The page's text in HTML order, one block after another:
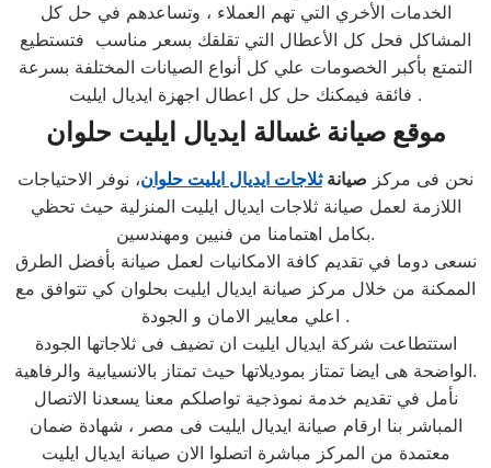
الخدمات الأخري التي تهم العملاء ، وتساعدهم في حل كل
المشاكل فحل كل الأعطال التي تقلقك بسعر مناسب فتستطيع
التمتع بأكبر الخصومات علي كل أنواع الصيانات المختلفة بسرعة
فائقة فيمكنك حل كل اعطال اجهزة ايديال ايليت .
موقع صيانة غسالة ايديال ايليت حلوان
نحن فى مركز صيانةثلاجات ايديال ايليت حلوان، نوفر الاحتياجات
اللازمة لعمل صيانة ثلاجات ايديال ايليت المنزلية حيث تحظي
بكامل اهتمامنا من فنيين ومهندسين.
نسعى دوما في تقديم كافة الامكانيات لعمل صيانة بأفضل الطرق
الممكنة من خلال مركز صيانة ايديال ايليت بحلوان كي تتوافق مع
اعلي معايير الامان و الجودة .
استتطاعت شركة ايديال ايليت ان تضيف فى ثلاجاتها الجودة
الواضحة هى ايضا تمتاز بموديلاتها حيث تمتاز بالانسيابية والرفاهية.
نأمل في تقديم خدمة نموذجية تواصلكم معنا يسعدنا الاتصال
المباشر بنا ارقام صيانة ايديال ايليت فى مصر ، شهادة ضمان
معتمدة من المركز مباشرة اتصلوا الان صيانة ايديال ايليت